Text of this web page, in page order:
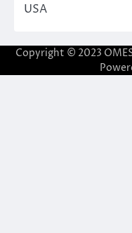
USA
Copyright © 2023